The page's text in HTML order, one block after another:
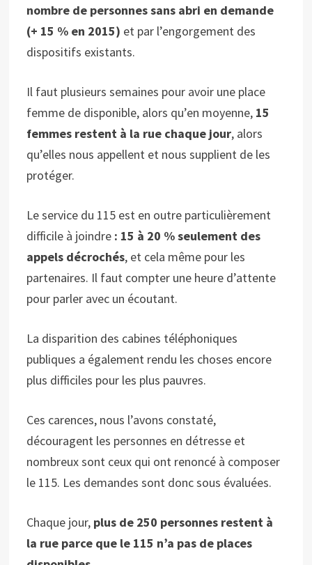
nombre de personnes sans abri en demande
(+ 15 % en 2015) et par l’engorgement des
dispositifs existants.
Il faut plusieurs semaines pour avoir une place
femme de disponible, alors qu’en moyenne, 15
femmes restent à la rue chaque jour, alors
qu’elles nous appellent et nous supplient de les
protéger.
Le service du 115 est en outre particulièrement
difficile à joindre : 15 à 20 % seulement des
appels décrochés, et cela même pour les
partenaires. Il faut compter une heure d’attente
pour parler avec un écoutant.
La disparition des cabines téléphoniques
publiques a également rendu les choses encore
plus difficiles pour les plus pauvres.
Ces carences, nous l’avons constaté,
découragent les personnes en détresse et
nombreux sont ceux qui ont renoncé à composer
le 115. Les demandes sont donc sous évaluées.
Chaque jour, plus de 250 personnes restent à
la rue parce que le 115 n’a pas de places